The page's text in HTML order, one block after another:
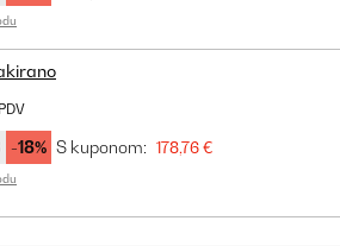
-18% S kuponom: 178,76 €